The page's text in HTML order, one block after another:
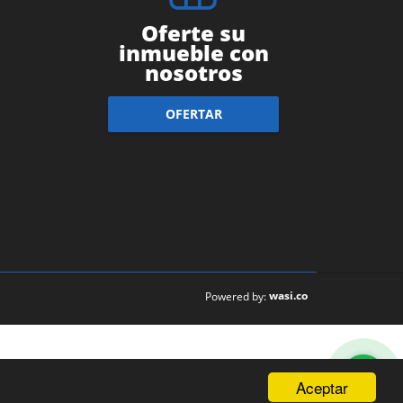
Aceptar
Oferte su
inmueble con
nosotros
OFERTAR
Powered by:wasi.co